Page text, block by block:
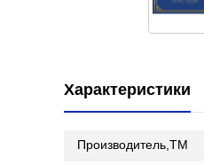
Характеристики
Производитель,ТМ